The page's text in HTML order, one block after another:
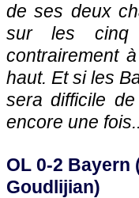
de ses deux
sur les cinq
contrairement
haut. Et si les
sera difficile
encore une
OL 0-2 Bayern
Goudlijian)